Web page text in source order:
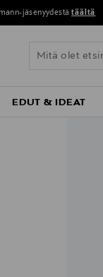
jäsenyydestä täältä
EDUT & IDEAT